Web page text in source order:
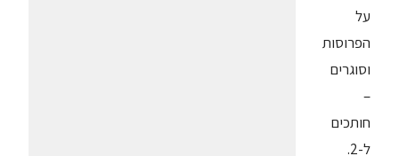
על
הפרוסות
וסוגרים
–
חותכים
ל-2.